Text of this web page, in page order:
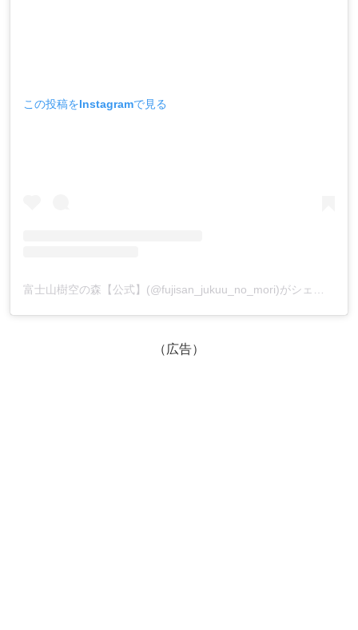
この投稿をInstagramで見る
富士山樹空の森【公式】(@fujisan_jukuu_no_mori)がシェアした投稿
（広告）